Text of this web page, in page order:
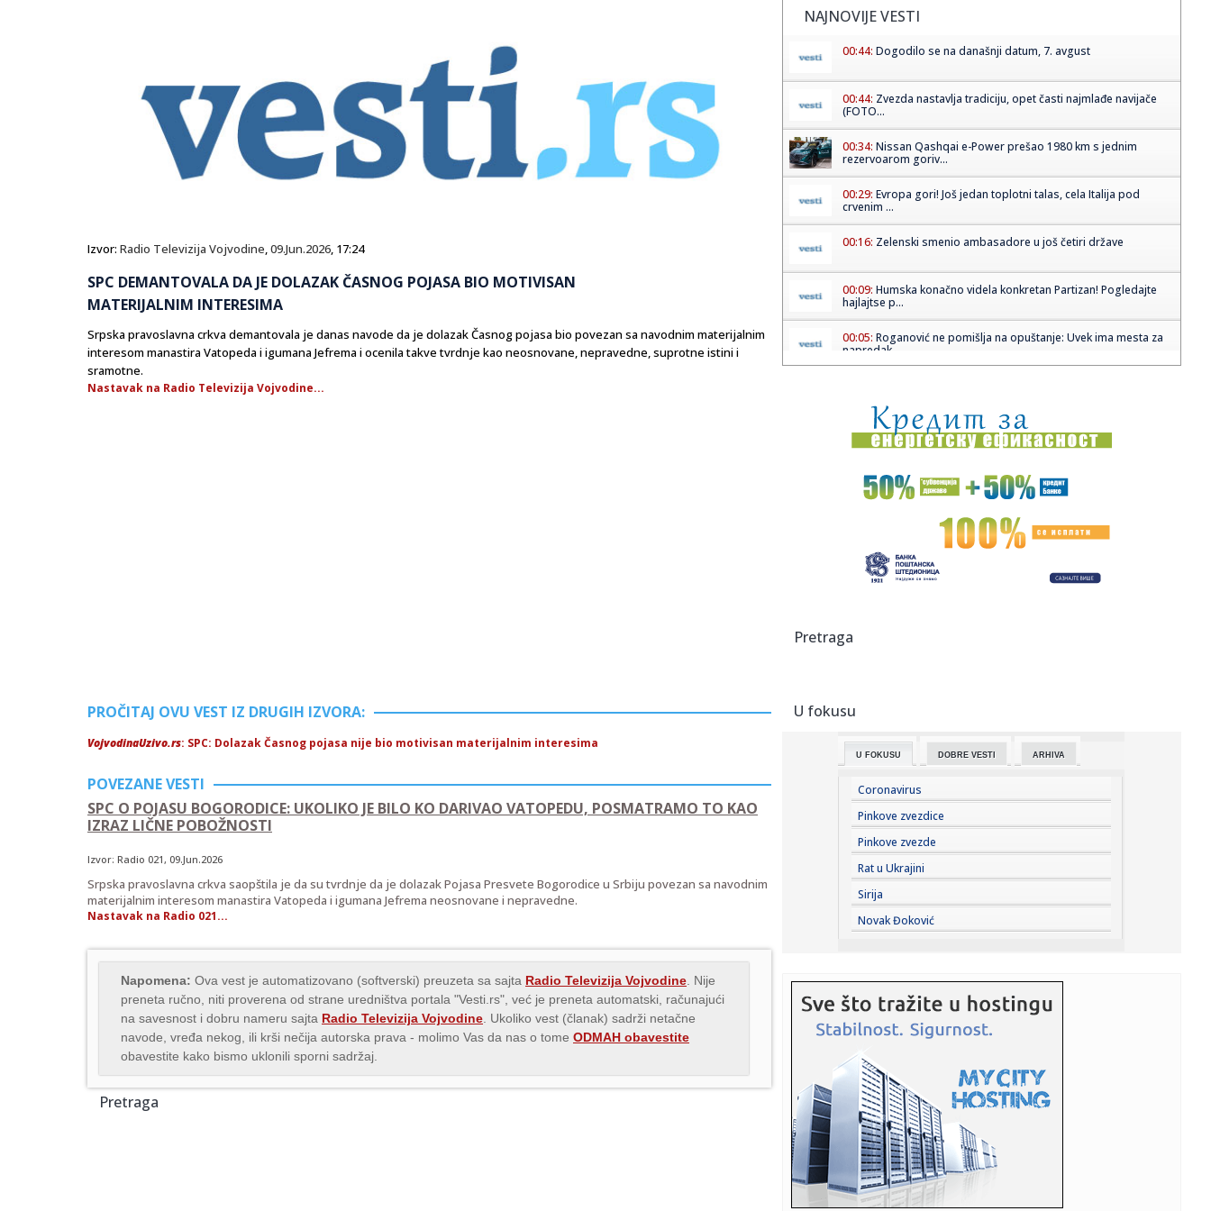
Izvor: Radio Televizija Vojvodine,09.Jun.2026, 17:24
SPC DEMANTOVALA DA JE DOLAZAK ČASNOG POJASA BIO MOTIVISAN
MATERIJALNIM INTERESIMA
Srpska pravoslavna crkva demantovala je danas navode da je dolazak Časnog pojasa bio povezan sa navodnim materijalnim
interesom manastira Vatopeda i igumana Jefrema i ocenila takve tvrdnje kao neosnovane, nepravedne, suprotne istini i
sramotne.
Nastavak na Radio Televizija Vojvodine...
PROČITAJ OVU VEST IZ DRUGIH IZVORA:
VojvodinaUzivo.rs: SPC: Dolazak Časnog pojasa nije bio motivisan materijalnim interesima
POVEZANE VESTI
SPC O POJASU BOGORODICE: UKOLIKO JE BILO KO DARIVAO VATOPEDU, POSMATRAMO TO KAO
IZRAZ LIČNE POBOŽNOSTI
Izvor: Radio 021, 09.Jun.2026
Srpska pravoslavna crkva saopštila je da su tvrdnje da je dolazak Pojasa Presvete Bogorodice u Srbiju povezan sa navodnim
materijalnim interesom manastira Vatopeda i igumana Jefrema neosnovane i nepravedne.
Nastavak na Radio 021...
Napomena: Ova vest je automatizovano (softverski) preuzeta sa sajta Radio Televizija Vojvodine . Nije
preneta ručno, niti proverena od strane uredništva portala "Vesti.rs", već je preneta automatski, računajući
na savesnost i dobru nameru sajta Radio Televizija Vojvodine . Ukoliko vest (članak) sadrži netačne
navode, vređa nekog, ili krši nečija autorska prava - molimo Vas da nas o tome ODMAH obavestite
obavestite kako bismo uklonili sporni sadržaj.
Pretraga
NAJNOVIJE VESTI
00:44: Dogodilo se na današnji datum, 7. avgust
00:44: Zvezda nastavlja tradiciju, opet časti najmlađe navijače
(FOTO...
00:34: Nissan Qashqai e-Power prešao 1980 km s jednim
rezervoarom goriv...
00:29: Evropa gori! Još jedan toplotni talas, cela Italija pod
crvenim ...
00:16: Zelenski smenio ambasadore u još četiri države
00:09: Humska konačno videla konkretan Partizan! Pogledajte
hajlajtse p...
00:05: Roganović ne pomišlja na opuštanje: Uvek ima mesta za
napredak...
00:01:Na današnji dan, 7. avgust
23:59:U predgrađu Damaska podignut autobus u vazduh, dve
osobe poginul...
ROMAŠČENKO POSLE POTOPA U HUMSKOJ: Jedna stvar
23:54:Aleksić: "Nemamo čega da se plašimo u Kazahstanu"
23:44:
23:41:
Marinović nakon pobjede: Zaslužili smo još koji gol, ali
23:41:Može li ljetna avantura ipak nekako prerasti u ozbiljnu
vezu?
23:38:Partizan demolirao Tobol, Ilić konačno zadovoljan: Na
momente j...
23:36:U Minhenu krenula serijska proizvodnja potpuno
električnog BMW-a...
23:34: PRE PAR MESECI SANJALI TITULU, SADA IH SVI DEMOLIRAJU:
Benfika si...
23:33:
nju ...
23:33:Kratak predah od vrućina: Pljuskovi noćas stižu u region,
osvj...
23:33:Osuđen provalnik iz BiH, branio se da je krao za liječenje
ćer...
23:32:Potresna poruka Dijane Dilajn o životu i smrti njenog
Pretraga
U fokusu
U FOKUSU DOBRE VESTI ARHIVA
Coronavirus
Pinkove zvezdice
Pinkove zvezde
Rat u Ukrajini
Sirija
Novak Đoković